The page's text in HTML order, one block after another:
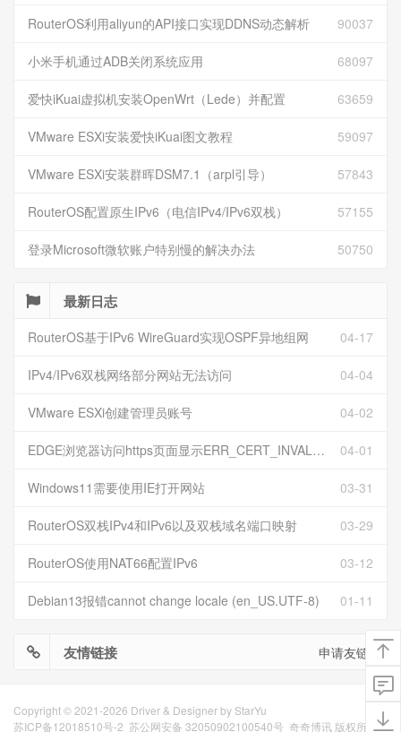
90037
RouterOS利用aliyun的API接口实现DDNS动态解析
68097
小米手机通过ADB关闭系统应用
63659
爱快iKuai虚拟机安装OpenWrt（Lede）并配置
59097
VMware ESXi安装爱快iKuai图文教程
57843
VMware ESXi安装群晖DSM7.1（arpl引导）
57155
RouterOS配置原生IPv6（电信IPv4/IPv6双栈）
50750
登录Microsoft微软账户特别慢的解决办法
最新日志
04-17
RouterOS基于IPv6 WireGuard实现OSPF异地组网
04-04
IPv4/IPv6双栈网络部分网站无法访问
04-02
VMware ESXi创建管理员账号
04-01
EDGE浏览器访问https页面显示ERR_CERT_INVALID且无法跳过继续访问
03-31
Windows11需要使用IE打开网站
03-29
RouterOS双栈IPv4和IPv6以及双栈域名端口映射
03-12
RouterOS使用NAT66配置IPv6
01-11
Debian13报错cannot change locale (en_US.UTF-8)
友情链接 申请友链
Copyright © 2021-2026 Driver & Designer by StarYu
苏ICP备12018510号-2 苏公网安备 32050902100540号 奇奇博讯 版权所有